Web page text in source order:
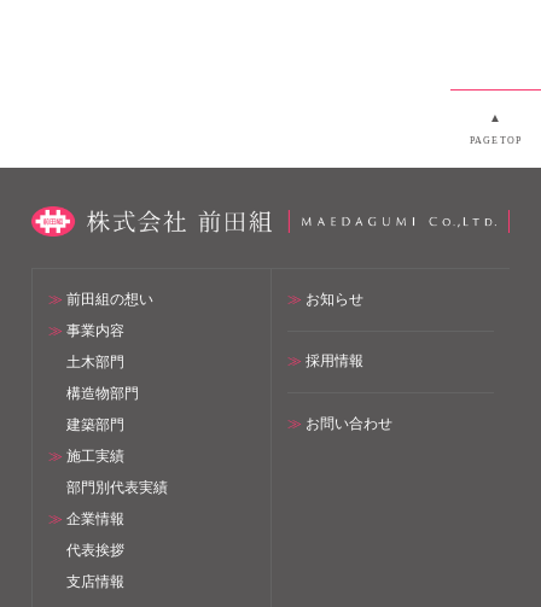
▲
PAGETOP
≫ 前田組の想い
≫ 事業内容
土木部門
構造物部門
建築部門
≫ 施工実績
部門別代表実績
≫ 企業情報
代表挨拶
支店情報
≫ お知らせ
≫ 採用情報
≫ お問い合わせ